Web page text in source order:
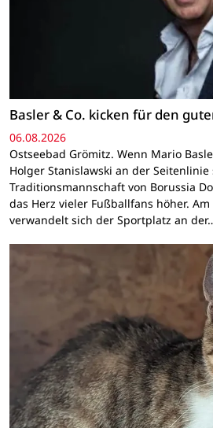
Basler & Co. kicken für den
06.08.2026
Ostseebad Grömitz. Wenn Mario
Holger Stanislawski an der
Traditionsmannschaft von Borussia
das Herz vieler Fußballfans höher.
verwandelt sich der Sportplatz an